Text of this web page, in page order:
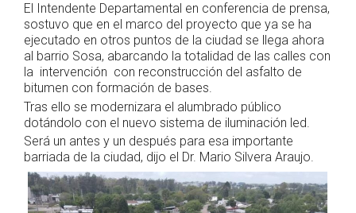
El Intendente Departamental en conferencia de prensa,
sostuvo que en el marco del proyecto que ya se ha
ejecutado en otros puntos de la ciudad se llega ahora
al barrio Sosa, abarcando la totalidad de las calles con
la intervención con reconstrucción del asfalto de
bitumen con formación de bases.
Tras ello se modernizara el alumbrado público
dotándolo con el nuevo sistema de iluminación led.
Será un antes y un después para esa importante
barriada de la ciudad, dijo el Dr. Mario Silvera Araujo.